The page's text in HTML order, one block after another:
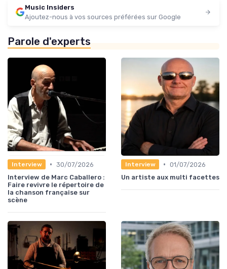
Music Insiders
Ajoutez-nous à vos sources préférées sur Google
Parole d'experts
Interview • 30/07/2026
Interview de Marc Caballero :
Faire revivre le répertoire de
la chanson française sur
scène
Interview • 01/07/2026
Un artiste aux multi facettes